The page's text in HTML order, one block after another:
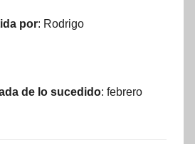
por: Rodrigo
de lo sucedido: febrero